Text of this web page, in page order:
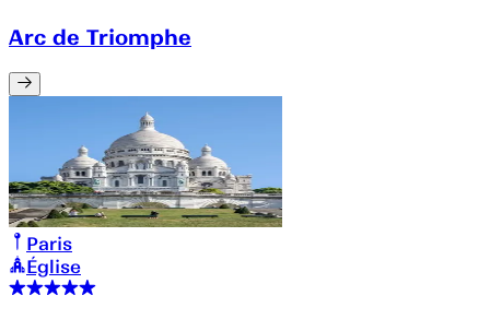
Arc de Triomphe
Paris
Église